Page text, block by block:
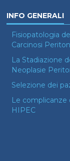
INFO GENERALI
Fisiopatologia
Carcinosi
La Stadiazione
Neoplasie
Selezione dei
Le complicanze
HIPEC